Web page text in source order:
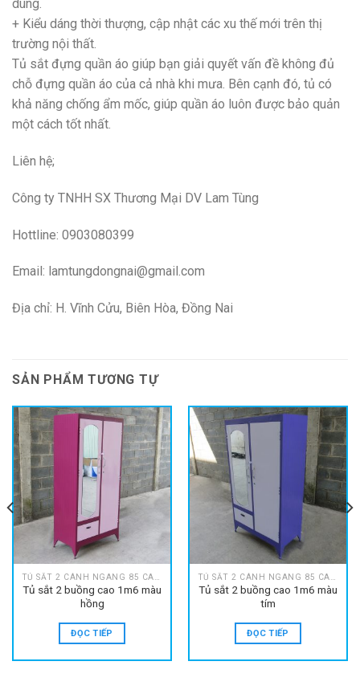
dùng.
+ Kiểu dáng thời thượng, cập nhật các xu thế mới trên thị
trường nội thất.
Tủ sắt đựng quần áo giúp bạn giải quyết vấn đề không đủ
chỗ đựng quần áo của cả nhà khi mưa. Bên cạnh đó, tủ có
khả năng chống ẩm mốc, giúp quần áo luôn được bảo quản
một cách tốt nhất.
Liên hệ;
Công ty TNHH SX Thương Mại DV Lam Tùng
Hottline: 0903080399
Email: lamtungdongnai@gmail.com
Địa chỉ: H. Vĩnh Cửu, Biên Hòa, Đồng Nai
SẢN PHẨM TƯƠNG TỰ
Tủ sắt 2 buồng cao 1m6 màu
hồng
ĐỌC TIẾP
Tủ sắt 2 buồng cao 1m6 màu
tím
ĐỌC TIẾP